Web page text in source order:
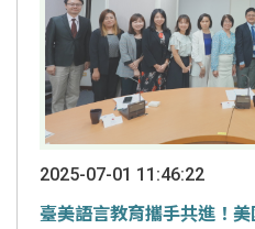
2025-07-01 11:46:22
臺美語言教育攜手共進！